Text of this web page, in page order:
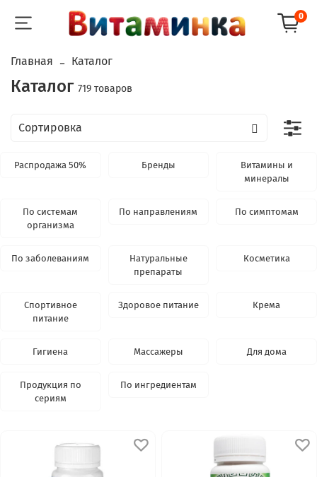
0
Главная Каталог
Каталог 719 товаров
Распродажа 50% Бренды
Витамины и
минералы
По системам
организма
По направлениям По симптомам
По заболеваниям
Натуральные
препараты
Косметика
Спортивное
питание
Здоровое питание Крема
Гигиена Массажеры Для дома
Продукция по
сериям
По ингредиентам